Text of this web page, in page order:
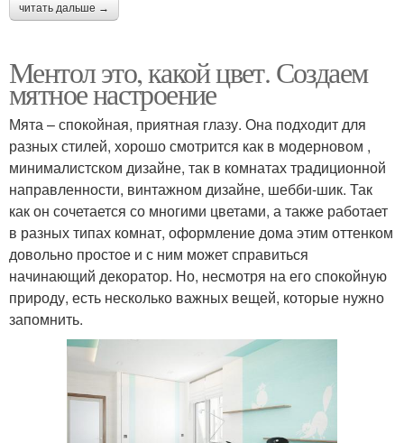
читать дальше →
Ментол это, какой цвет. Создаем
мятное настроение
Мята – спокойная, приятная глазу. Она подходит для
разных стилей, хорошо смотрится как в модерновом ,
минималистском дизайне, так в комнатах традиционной
направленности, винтажном дизайне, шебби-шик. Так
как он сочетается со многими цветами, а также работает
в разных типах комнат, оформление дома этим оттенком
довольно простое и с ним может справиться
начинающий декоратор. Но, несмотря на его спокойную
природу, есть несколько важных вещей, которые нужно
запомнить.